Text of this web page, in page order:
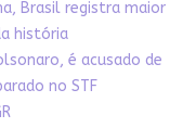
Brasil registra maior
história
é acusado de
no STF